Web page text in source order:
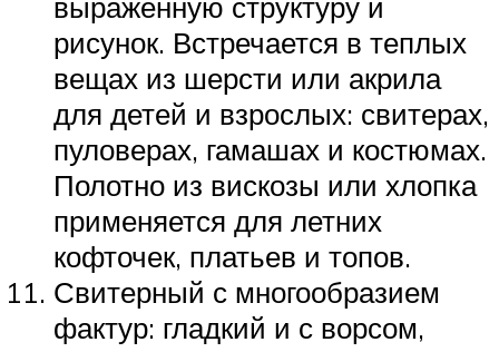
рисунок. Встречается в теплых
вещах из шерсти или акрила
для детей и взрослых: свитерах,
пуловерах, гамашах и костюмах.
Полотно из вискозы или хлопка
применяется для летних
кофточек, платьев и топов.
Свитерный с многообразием
фактур: гладкий и с ворсом,